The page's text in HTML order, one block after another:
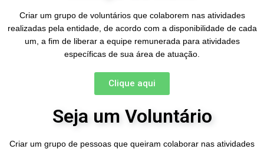
Criar um grupo de voluntários que colaborem nas atividades
realizadas pela entidade, de acordo com a disponibilidade de cada
um, a fim de liberar a equipe remunerada para atividades
específicas de sua área de atuação.
Clique aqui
Seja um Voluntário
Criar um grupo de pessoas que queiram colaborar nas atividades